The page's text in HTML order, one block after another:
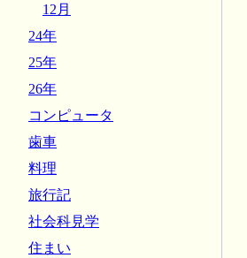
12月
24年
25年
26年
コンピュータ
歯車
料理
旅行記
社会科見学
住まい